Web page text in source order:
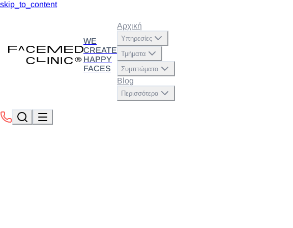
skip_to_content
WE
CREATE
HAPPY
FACES
Αρχική
Υπηρεσίες
Τμήματα
Συμπτώματα
Blog
Περισσότερα